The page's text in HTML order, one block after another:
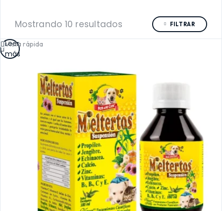
Mostrando 10 resultados FILTRAR
Vista rápida
Leer
más